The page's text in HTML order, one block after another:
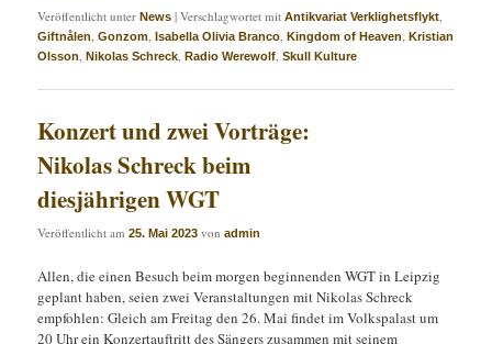
Veröffentlicht unter News |Verschlagwortet mit Antikvariat Verklighetsflykt,
Giftnålen,Gonzom, Isabella Olivia Branco,Kingdom of Heaven,Kristian
Olsson,Nikolas Schreck,Radio Werewolf,Skull Kulture
Konzert und zwei Vorträge:
Nikolas Schreck beim
diesjährigen WGT
Veröffentlicht am25. Mai 2023 vonadmin
Allen, die einen Besuch beim morgen beginnenden WGT in Leipzig
geplant haben, seien zwei Veranstaltungen mit Nikolas Schreck
empfohlen: Gleich am Freitag den 26. Mai findet im Volkspalast um
20 Uhr ein Konzertauftritt des Sängers zusammen mit seinem